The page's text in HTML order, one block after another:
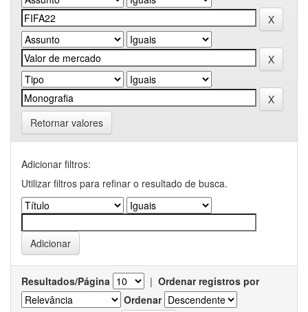
Retornar valores
Adicionar filtros:
Utilizar filtros para refinar o resultado de busca.
Resultados/Página | Ordenar registros por
Ordenar